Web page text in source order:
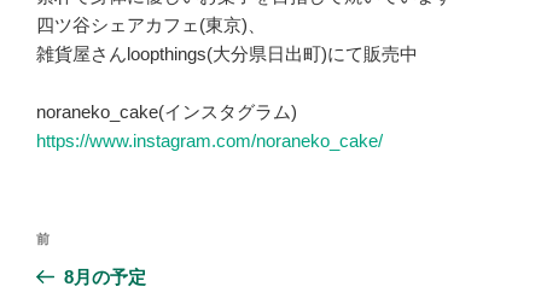
b
o
o
k
四ツ谷シェアカフェ(東京)、
雑貨屋さんloopthings(大分県日出町)にて販売中
noraneko_cake(インスタグラム)
https://www.instagram.com/noraneko_cake/
投
前
の
前
8月の予定